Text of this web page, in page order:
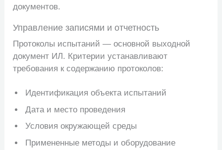
документов.
Управление записями и отчетность
Протоколы испытаний — основной выходной
документ ИЛ. Критерии устанавливают
требования к содержанию протоколов:
Идентификация объекта испытаний
Дата и место проведения
Условия окружающей среды
Примененные методы и оборудование